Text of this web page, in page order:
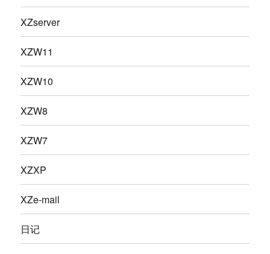
XZserver
XZW11
XZW10
XZW8
XZW7
XZXP
XZe-mail
日记